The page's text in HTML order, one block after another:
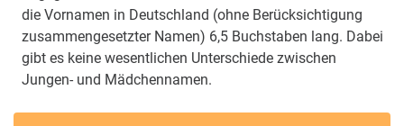
die Vornamen in Deutschland (ohne Berücksichtigung
zusammengesetzter Namen) 6,5 Buchstaben lang. Dabei
gibt es keine wesentlichen Unterschiede zwischen
Jungen- und Mädchennamen.